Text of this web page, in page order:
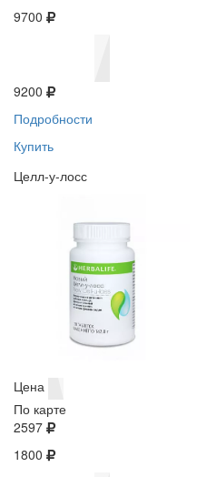
9700
9200
Подробности
Купить
Целл-у-лосс
Цена
По карте
2597
1800